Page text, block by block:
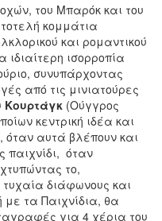
του Μπαρόκ και του
κομμάτια
και ρομαντικού
ισορροπία
συνυπάρχοντας
από τις μινιατούρες
Κουρτάγκ (Ούγγρος
κεντρική ιδέα και
όταν αυτά βλέπουν και
παιχνίδι, όταν
το,
διάφωνους και
τα Παιχνίδια, θα
για 4 χέρια του